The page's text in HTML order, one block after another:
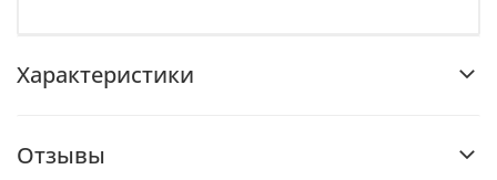
Характеристики
Отзывы